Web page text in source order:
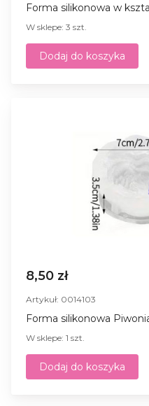
Forma silikonowa w
W sklepe: 3 szt.
Dodaj do koszyka
8,50 zł
Artykuł: 0014103
Forma silikonowa
W sklepe: 1 szt.
Dodaj do koszyka